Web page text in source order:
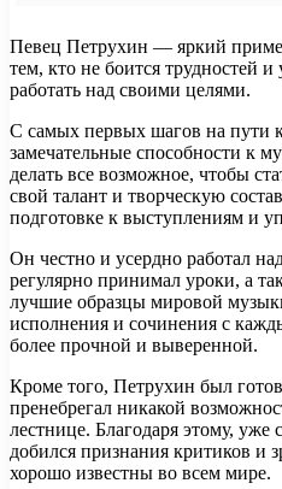
Певец Петрухин — яркий
тем, кто не боится трудностей
работать над своими целями.
С самых первых шагов на пути
замечательные способности к
делать все возможное, чтобы
свой талант и творческую
подготовке к выступлениям и
Он честно и усердно работал
регулярно принимал уроки, а
лучшие образцы мировой
исполнения и сочинения с
более прочной и выверенной.
Кроме того, Петрухин был
пренебрегал никакой
лестнице. Благодаря этому,
добился признания критиков и
хорошо известны во всем мире.